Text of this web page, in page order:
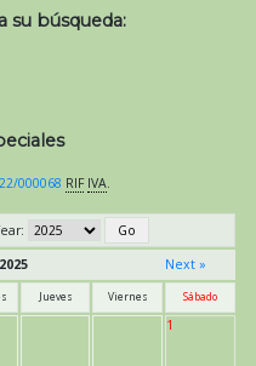
su búsqueda:
000068 RIF IVA.
Next »
Jueves Viernes Sábado
1